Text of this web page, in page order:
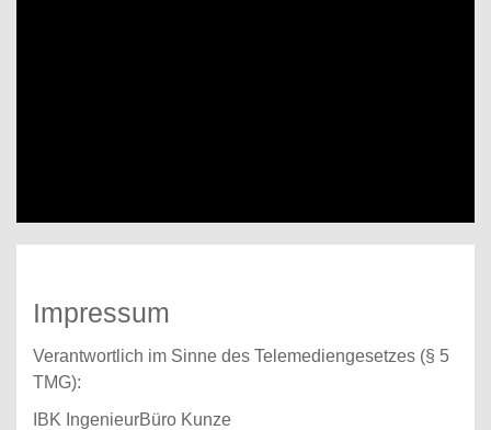
Impressum
Verantwortlich im Sinne des Telemediengesetzes (§ 5
TMG):
IBK IngenieurBüro Kunze